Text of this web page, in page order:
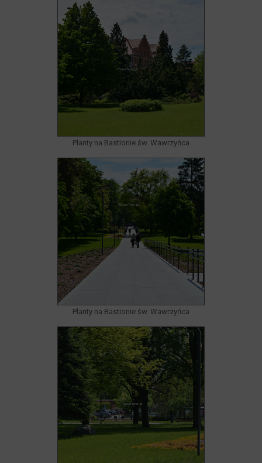
Planty na Bastionie św. Wawrzyńca
Planty na Bastionie św. Wawrzyńca